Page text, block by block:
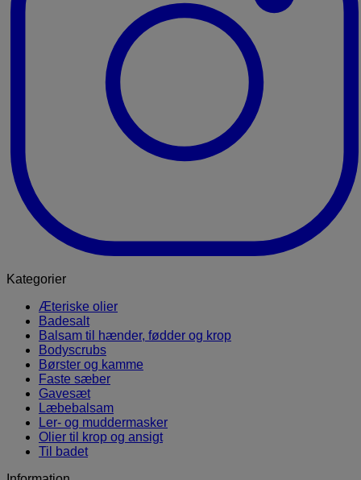
Kategorier
Æteriske olier
Badesalt
Balsam til hænder, fødder og krop
Bodyscrubs
Børster og kamme
Faste sæber
Gavesæt
Læbebalsam
Ler- og muddermasker
Olier til krop og ansigt
Til badet